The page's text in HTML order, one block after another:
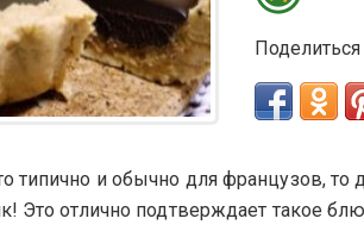
типично и обычно для французов, то
Это отлично подтверждает такое